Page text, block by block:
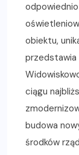
obiektu,
przedstawia
ciągu
budowa
środków